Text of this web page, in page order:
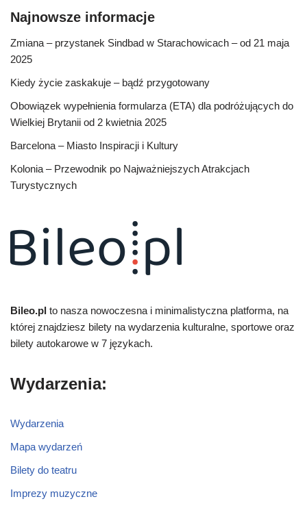
Najnowsze informacje
Zmiana – przystanek Sindbad w Starachowicach – od 21 maja
2025
Kiedy życie zaskakuje – bądź przygotowany
Obowiązek wypełnienia formularza (ETA) dla podróżujących do
Wielkiej Brytanii od 2 kwietnia 2025
Barcelona – Miasto Inspiracji i Kultury
Kolonia – Przewodnik po Najważniejszych Atrakcjach
Turystycznych
Bileo.pl to nasza nowoczesna i minimalistyczna platforma, na
której znajdziesz bilety na wydarzenia kulturalne, sportowe oraz
bilety autokarowe w 7 językach.
Wydarzenia:
Wydarzenia
Mapa wydarzeń
Bilety do teatru
Imprezy muzyczne